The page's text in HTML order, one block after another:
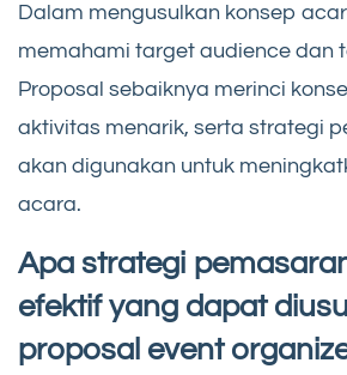
Dalam mengusulkan konsep
memahami target audience dan
Proposal sebaiknya merinci
aktivitas menarik, serta strategi
akan digunakan untuk
acara.
Apa strategi
efektif yang dapat
proposal event